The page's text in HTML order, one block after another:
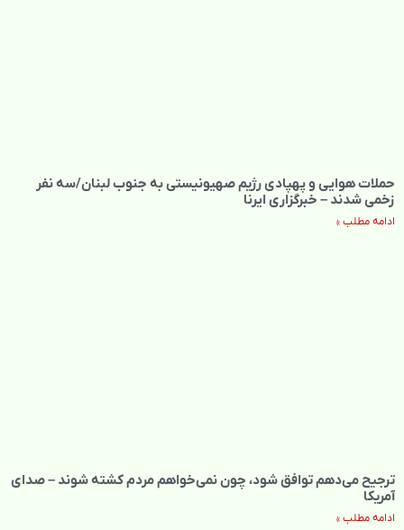
حملات هوایی و پهپادی رژیم صهیونیستی به جنوب لبنان/سه نفر
زخمی شدند – خبرگزاری ایرنا
ادامه مطلب »
ترجیح می‌دهم توافق شود، چون نمی‌خواهم مردم کشته شوند – صدای
آمریکا
ادامه مطلب »